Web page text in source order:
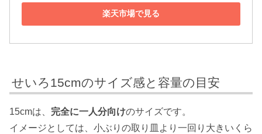
楽天市場で見る
せいろ15cmのサイズ感と容量の目安
15cmは、 完全に一人分向けのサイズです。
イメージとしては、小ぶりの取り皿より一回り大きいくら